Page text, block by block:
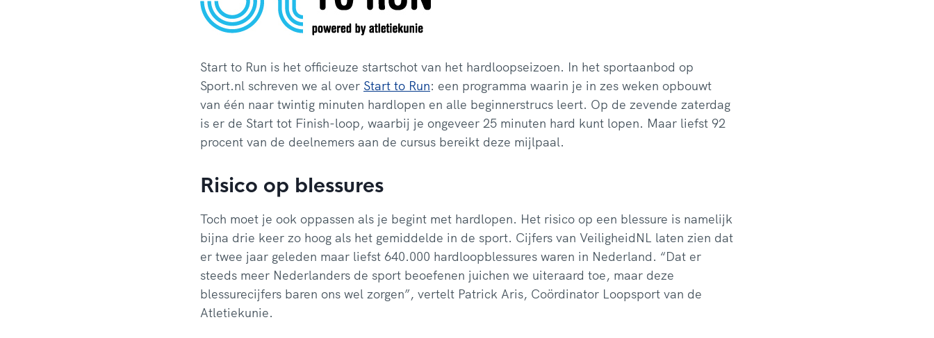
Start to Run is het officieuze startschot van het hardloopseizoen. In het sportaanbod op
Sport.nl schreven we al over Start to Run: een programma waarin je in zes weken opbouwt
van één naar twintig minuten hardlopen en alle beginnerstrucs leert. Op de zevende zaterdag
is er de Start tot Finish-loop, waarbij je ongeveer 25 minuten hard kunt lopen. Maar liefst 92
procent van de deelnemers aan de cursus bereikt deze mijlpaal.
Risico op blessures
Toch moet je ook oppassen als je begint met hardlopen. Het risico op een blessure is namelijk
bijna drie keer zo hoog als het gemiddelde in de sport. Cijfers van VeiligheidNL laten zien dat
er twee jaar geleden maar liefst 640.000 hardloopblessures waren in Nederland. “Dat er
steeds meer Nederlanders de sport beoefenen juichen we uiteraard toe, maar deze
blessurecijfers baren ons wel zorgen”, vertelt Patrick Aris, Coördinator Loopsport van de
Atletiekunie.